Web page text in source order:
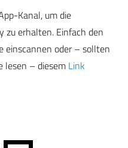
Kanal, um die
zu erhalten. Einfach den
einscannen oder – sollten
lesen – diesem Link